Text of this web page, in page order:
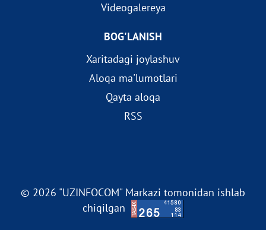
Videogalereya
BOG'LANISH
Xaritadagi joylashuv
Aloqa ma'lumotlari
Qayta aloqa
RSS
© 2026 "UZINFOCOM" Markazi tomonidan ishlab
chiqilgan